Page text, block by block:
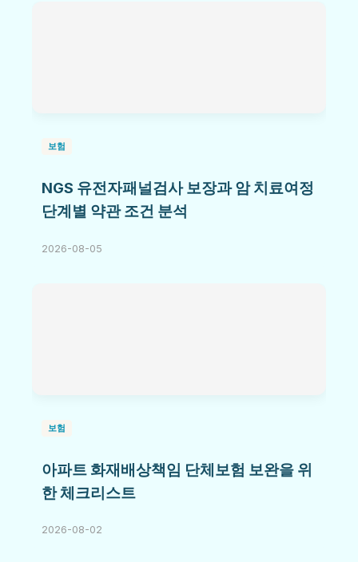
보험
NGS 유전자패널검사 보장과 암 치료여정
단계별 약관 조건 분석
2026-08-05
보험
아파트 화재배상책임 단체보험 보완을 위
한 체크리스트
2026-08-02